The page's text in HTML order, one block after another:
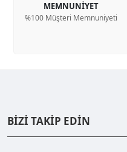
MEMNUNİYET
%100 Müşteri Memnuniyeti
BİZİ TAKİP EDİN